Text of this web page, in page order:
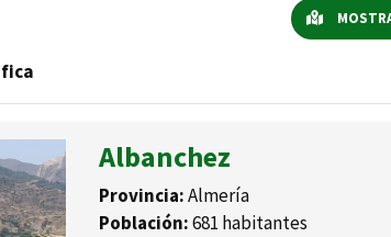
Albanchez
Provincia:Almería
Población:681 habitantes